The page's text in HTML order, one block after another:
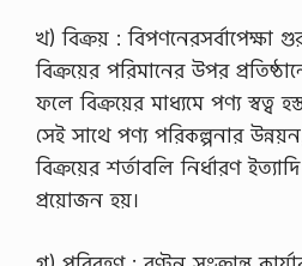
খ) বিক্রয় : বিপণনেরসর্বাপেক্ষা
বিক্রয়ের পরিমানের উপর
ফলে বিক্রয়ের মাধ্যমে পণ্য স্বত্ব
সেই সাথে পণ্য পরিকল্পনার উন্নয়ন,
বিক্রয়ের শর্তাবলি নির্ধারণ
প্রয়োজন হয়।